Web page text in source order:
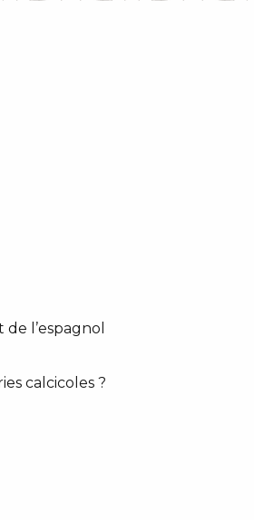
l’espagnol
calcicoles ?